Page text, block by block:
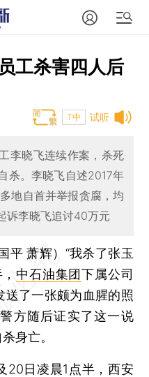
工杀害四人后
试听
T中
李晓飞连续作案，杀死
杀。李晓飞自述2017年
地自首并举报贪腐，均
诉李晓飞追讨40万元
平 萧辉） “我杀了张玉
中石油集团下属公司
了一张颇为血腥的照
方随后证实了这一说
身亡。
日凌晨1点半，西安